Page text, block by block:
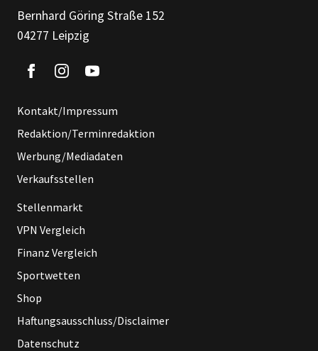
Bernhard Göring Straße 152
04277 Leipzig
Kontakt/Impressum
Redaktion/Terminredaktion
Werbung/Mediadaten
Verkaufsstellen
Stellenmarkt
VPN Vergleich
Finanz Vergleich
Sportwetten
Shop
Haftungsausschluss/Disclaimer
Datenschutz